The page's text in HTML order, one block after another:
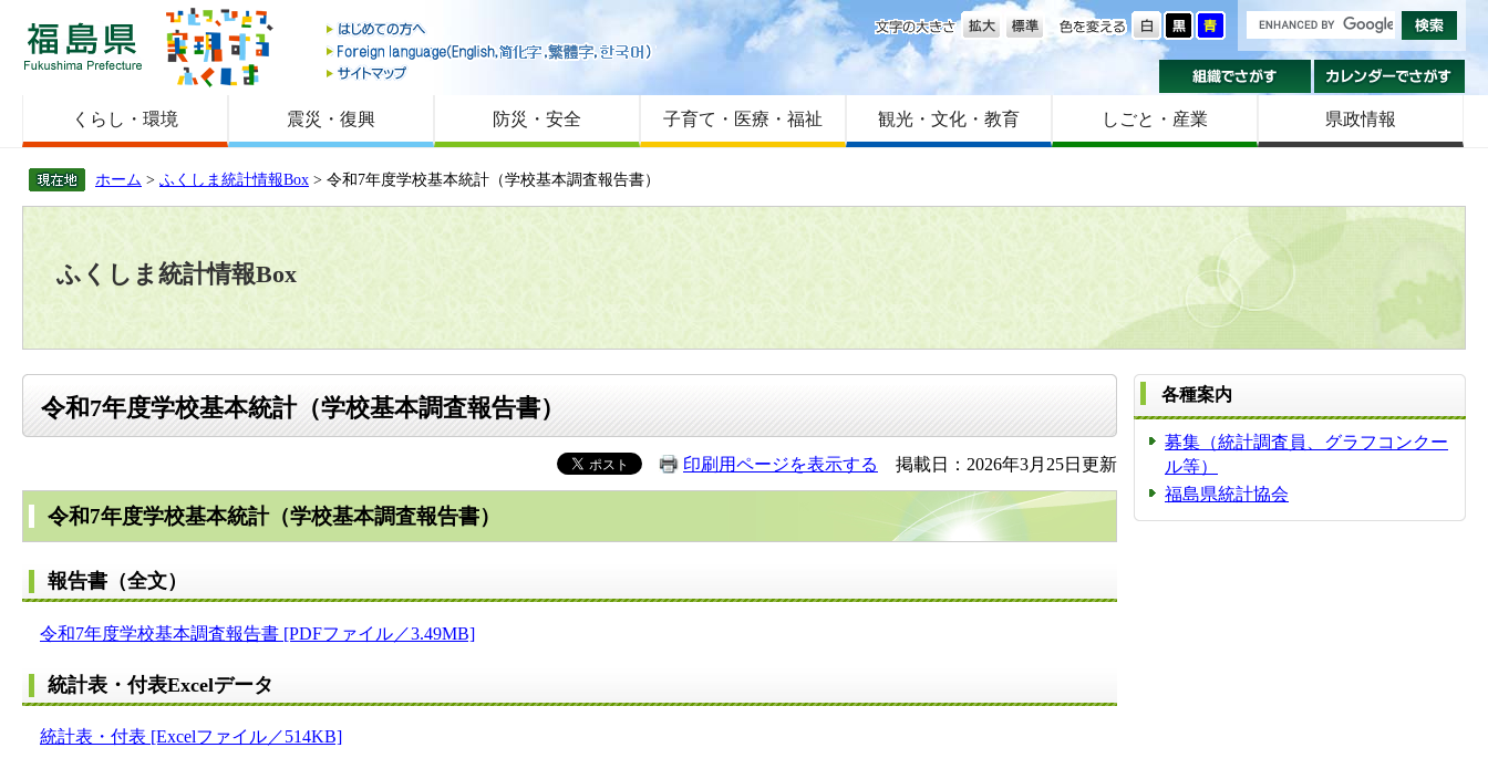
福島県
はじめての方へ
Foreign language
サイトマップ
色を変える
文字の大きさ
組織でさがす
くらし・環境 震災・復興 防災・安全 子育て・医療・福祉 観光・文化・教育 しごと・産業 県政情報
ホーム > ふくしま統計情報Box > 令和7年度学校基本統計（学校基本調査報告書）
ふくしま統計情報Box
令和7年度学校基本統計（学校基本調査報告書）
印刷用ページを表示する 掲載日：2026年3月25日更新
令和7年度学校基本統計（学校基本調査報告書）
報告書（全文）
令和7年度学校基本調査報告書 [PDFファイル／3.49MB]
統計表・付表Excelデータ
統計表・付表 [Excelファイル／514KB]
各種案内
募集（統計調査員、グラフコンクー
ル等）
福島県統計協会